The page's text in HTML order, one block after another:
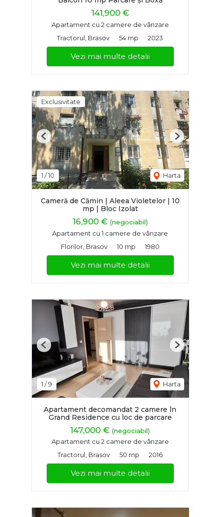
141,900 €
Apartament cu 2 camere de vânzare
Tractorul, Brasov
54 mp 2023
Vezi mai multe detalii
Exclusivitate
1 /10 Harta
Previous Next
Cameră de Cămin | Aleea Violetelor | 10
mp | Bloc Izolat
16,900 € (negociabil)
Apartament cu 1 camere de vânzare
Florilor, Brasov
10 mp 1980
Vezi mai multe detalii
1 /9 Harta
Previous Next
Apartament decomandat 2 camere în
Grand Residence cu loc de parcare
147,000 € (negociabil)
Apartament cu 2 camere de vânzare
Tractorul, Brasov
50 mp 2016
Vezi mai multe detalii